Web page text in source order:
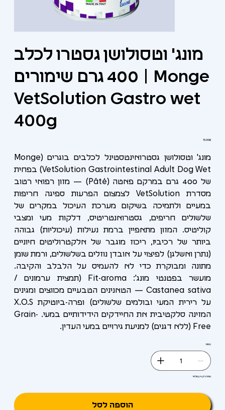
מונג' וטסולושן גסטרו לכלב
400 גרם שימורים | Monge
VetSolution Gastro wet
400g
מחיר‏15.00 ‏₪
מונג' וטסולושן גסטרואינטסטינל לכלבים בוגרים (Monge
VetSolution Gastrointestinal Adult Dog Wet) בפחית
של 400 גרם במרקם פאטה (Pâté) — מזון רפואי רטוב
מסדרת VetSolution לצמצום הפרעות ספיגה חריפות
במעיים ולתמיכה בשיקום מערכת העיכול במקרים של
שלשולים חריפים, גסטרואנטריטיס, דלקות מעי ומצבי
קוליטיס. המזון מתאפיין ברמת נעילות (עיכוליות) גבוהה
ביותר של רכיביו, ריכוז מוגבר של אלקטרוליטים חיוניים
(נתרן ואשלגן) לפיצוי על אובדן נוזלים בשלשולים, ורמת שומן
מתונה ומבוקרת כדי לא להעמיס על הלבלב והקיבה.
מועשר בפטנטי מונג': Fit-aroma (תמצית ערמונים /
Castanea sativa — הטאנינים הטבעיים מכווצים ומגינים
על רירית המעי ובולמים שלשולים) ופרה-ביוטיקת X.O.S
המזינה סלקטיבית את החיידקים הידידותיים במעי. Grain-
Free (ללא דגנים) למניעת גירויים במעי העדין.
כמות
נותרו רק 9 במלאי
הוספה לסל